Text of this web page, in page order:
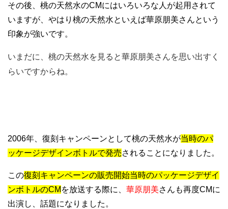
その後、桃の天然水のCMにはいろいろな人が起用されて
いますが、やはり桃の天然水といえば華原朋美さんという
印象が強いです。
いまだに、桃の天然水を見ると華原朋美さんを思い出すく
らいですからね。
2006年、復刻キャンペーンとして桃の天然水が当時のパ
ッケージデザインボトルで発売されることになりました。
この復刻キャンペーンの販売開始当時のパッケージデザイ
ンボトルのCM を放送する際に、 華原朋美さんも再度CMに
出演し、話題になりました。